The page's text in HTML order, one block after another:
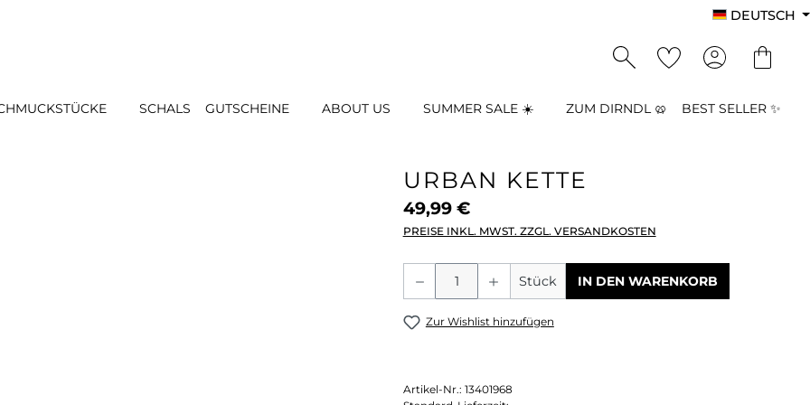
DEUTSCH
SCHALS GUTSCHEINE ABOUT US SUMMER SALE ☀️ ZUM DIRNDL 🥨 BEST SELLER ✨
URBAN KETTE
49,99 €
PREISE INKL. MWST. ZZGL. VERSANDKOSTEN
Produkt Anzahl: Gib den
Stück IN DEN WARENKORB
Zur Wishlist hinzufügen
Artikel-Nr.: 13401968